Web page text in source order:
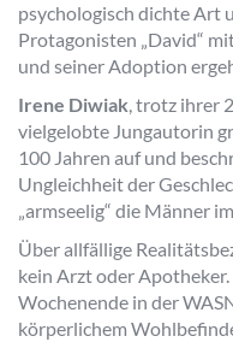
psychologisch dichte Art
Protagonisten „David“
und seiner Adoption
Irene Diwiak, trotz ihrer
vielgelobte Jungautorin
100 Jahren auf und
Ungleichheit der
„armseelig“ die Männer
Über allfällige
kein Arzt oder
Wochenende in der
körperlichem